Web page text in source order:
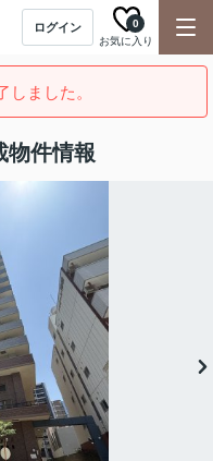
ログイン
お気に入り
0
しました。
物件情報